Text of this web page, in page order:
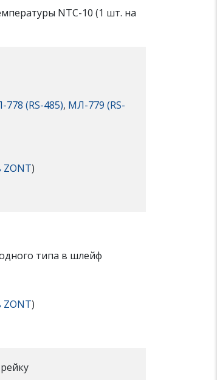
NTC-10 (1 шт. на
(RS-485), МЛ-779 (RS-
)
типа в шлейф
)